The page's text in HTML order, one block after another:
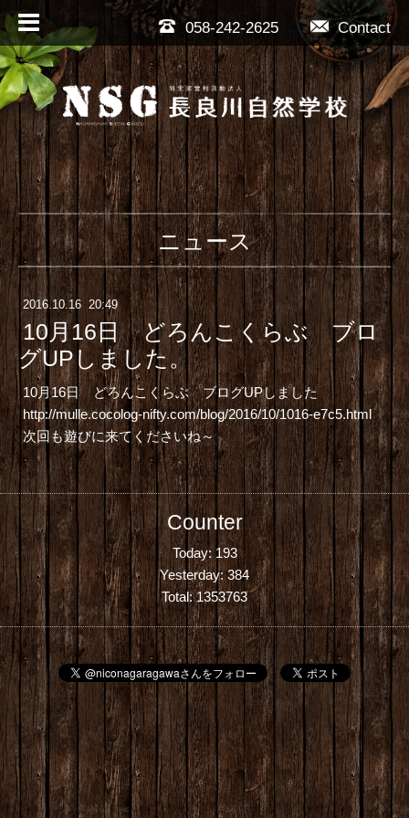
Contact
058-242-2625
ニュース
2016. 10. 16 20:49
10月16日 どろんこくらぶ ブロ
グUPしました。
10月16日 どろんこくらぶ ブログUPしました
http://mulle.cocolog-nifty.com/blog/2016/10/1016-e7c5.html
次回も遊びに来てくださいね～
Counter
Today:193
Yesterday:384
Total:1353763